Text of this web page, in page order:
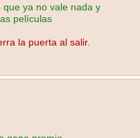
ya no vale nada y
películas
la puerta al salir.